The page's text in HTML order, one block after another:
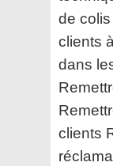
de
clients
dans
clients